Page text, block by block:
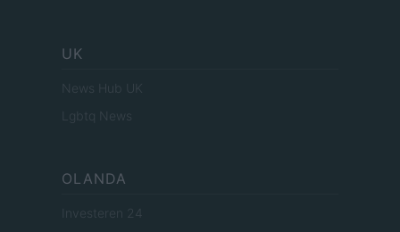
UK
News Hub UK
Lgbtq News
OLANDA
Investeren 24